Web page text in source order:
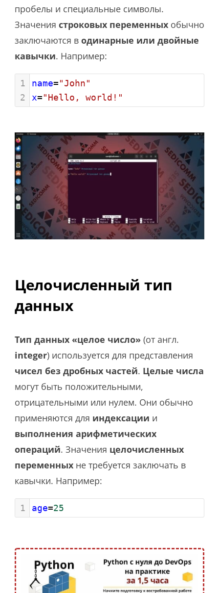
пробелы и специальные символы.
Значения строковых переменных обычно
заключаются в одинарные или двойные
кавычки. Например:
1 name="John"
2
x="Hello, world!"
Целочисленный тип
данных
Тип данных «целое число» (от англ.
integer) используется для представления
чисел без дробных частей. Целые числа
могут быть положительными,
отрицательными или нулем. Они обычно
применяются для индексации и
выполнения арифметических
операций. Значения целочисленных
переменных не требуется заключать в
кавычки. Например:
1 age=25